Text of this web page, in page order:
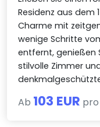
Residenz aus dem
Charme mit
wenige Schritte
entfernt, genießen
stilvolle Zimmer
Ab 103 EUR